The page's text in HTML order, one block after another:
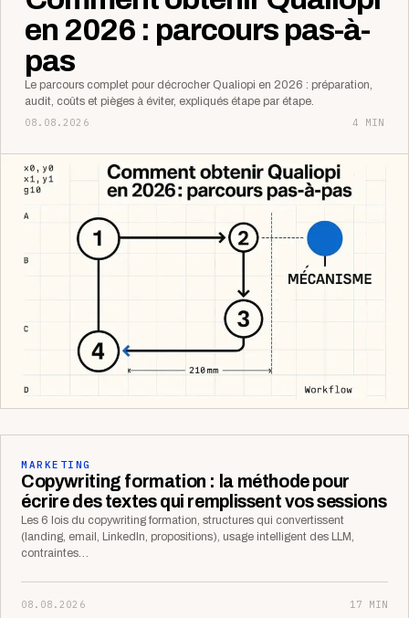
en 2026 : parcours pas-à-
pas
Le parcours complet pour décrocher Qualiopi en 2026 : préparation,
audit, coûts et pièges à éviter, expliqués étape par étape.
08.08.2026
4 MIN
MARKETING
Copywriting formation : la méthode pour
écrire des textes qui remplissent vos sessions
Les 6 lois du copywriting formation, structures qui convertissent
(landing, email, LinkedIn, propositions), usage intelligent des LLM,
contraintes…
08.08.2026 17 MIN